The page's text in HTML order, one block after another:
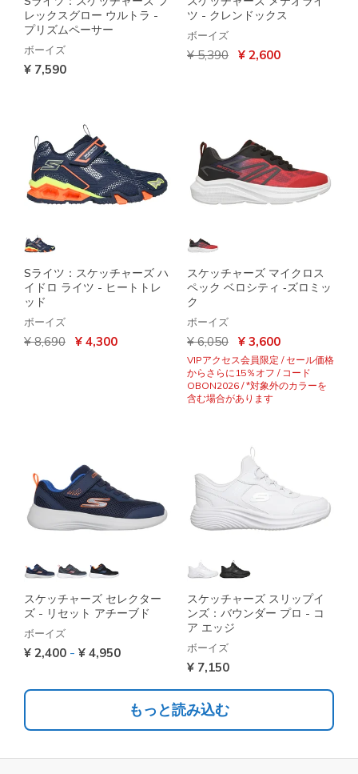
レックスグロー ウルトラ -
プリズムペーサー
ボーイズ
¥ 7,590
ツ - クレンドックス
ボーイズ
からの値引き
¥ 5,390 から
¥ 2,600
Sライツ：スケッチャーズ ハ
イドロ ライツ - ヒートトレ
ッド
ボーイズ
からの値引き
¥ 8,690 から
¥ 4,300
スケッチャーズ マイクロス
ペック ベロシティ ‐ズロミッ
ク
ボーイズ
からの値引き
¥ 6,050 から
¥ 3,600
VIPアクセス会員限定 / セール価格
からさらに15％オフ / コード
OBON2026 / *対象外のカラーを
含む場合があります
スケッチャーズ セレクター
ズ - リセット アチーブド
ボーイズ
¥ 2,400 - ¥ 4,950
スケッチャーズ スリップイ
ンズ：バウンダー プロ - コ
ア エッジ
ボーイズ
¥ 7,150
もっと読み込む